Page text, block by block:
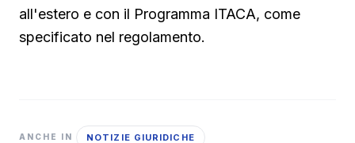
all'estero e con il Programma ITACA, come
specificato nel regolamento.
ANCHE IN NOTIZIE GIURIDICHE